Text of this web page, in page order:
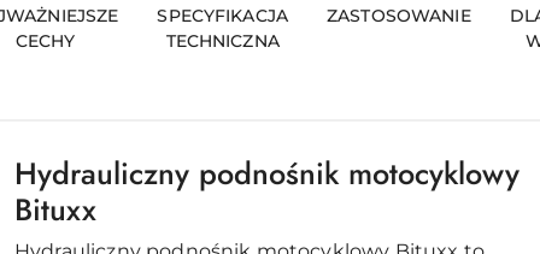
CECHY
SPECYFIKACJA
TECHNICZNA
ZASTOSOWANIE
Hydrauliczny podnośnik motocyklowy
Bituxx